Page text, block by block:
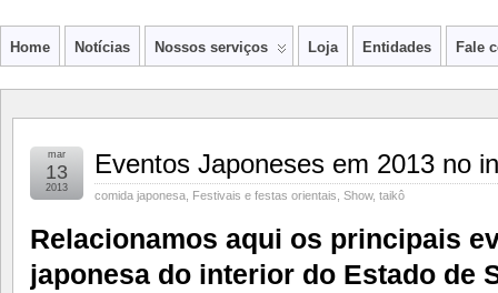
Home Notícias Nossos serviços Loja Entidades Fale
Eventos Japoneses em 2013 no
comida japonesa Festivais e festas orientais Show, taikô
mar
13
2013
Relacionamos aqui os principais
japonesa do interior do Estado de